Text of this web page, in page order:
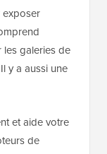
galeries de
y a aussi une
et aide votre
de